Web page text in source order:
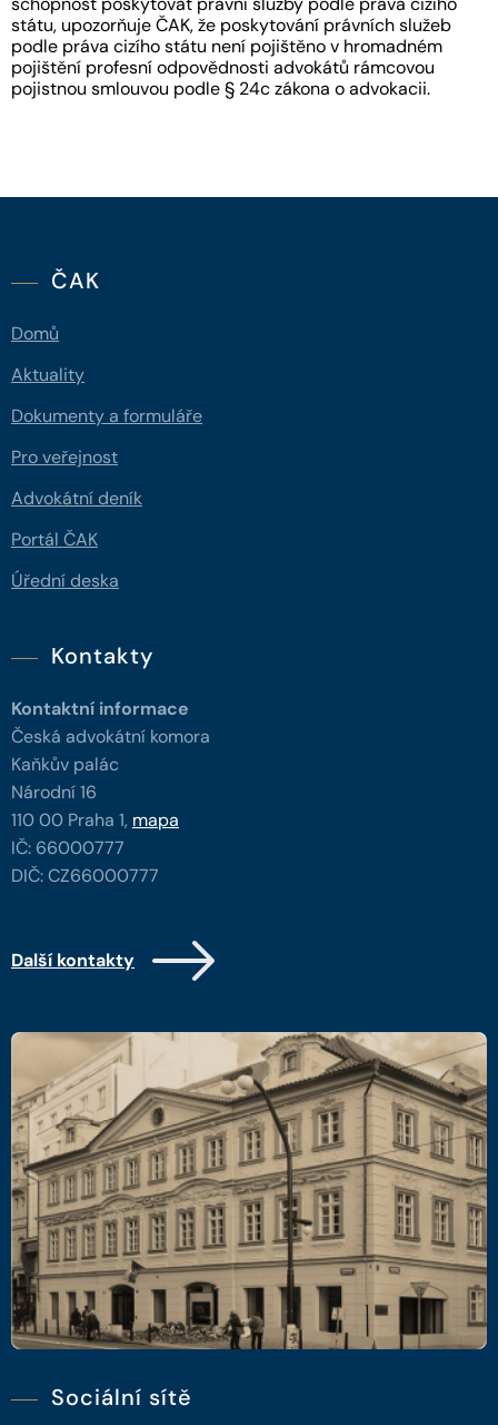
státu, upozorňuje ČAK, že poskytování právních služeb
podle práva cizího státu není pojištěno v hromadném
pojištění profesní odpovědnosti advokátů rámcovou
pojistnou smlouvou podle § 24c zákona o advokacii.
ČAK
Domů
Aktuality
Dokumenty a formuláře
Pro veřejnost
Advokátní deník
Portál ČAK
Úřední deska
Kontakty
Kontaktní informace
Česká advokátní komora
Kaňkův palác
Národní 16
110 00 Praha 1, mapa
IČ: 66000777
DIČ: CZ66000777
Další kontakty
Sociální sítě